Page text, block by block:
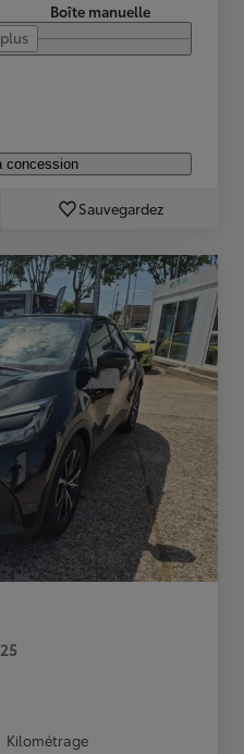
Boîte manuelle
concession
Sauvegardez
Kilométrage